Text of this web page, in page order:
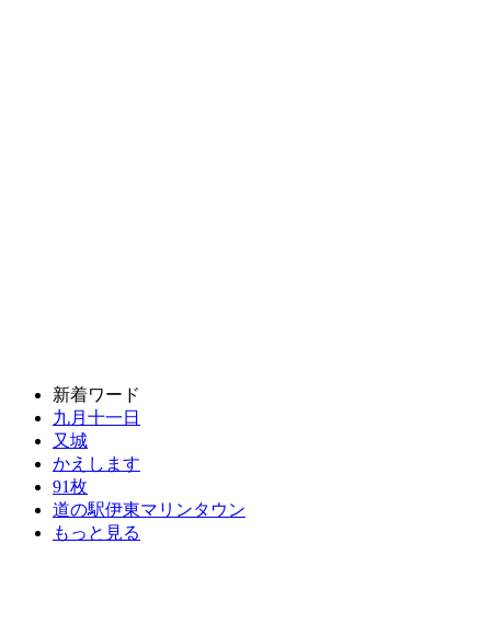
新着ワード
九月十一日
又城
かえします
91枚
道の駅伊東マリンタウン
もっと見る